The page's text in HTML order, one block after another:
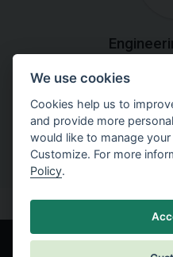
Step by
to solve a
We use cookies
Cookies help us to
and provide more
would like to manage
Customize. For more
Policy.